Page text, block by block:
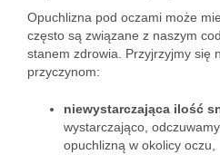
Opuchlizna pod oczami może
często są związane z naszym
stanem zdrowia. Przyjrzyjmy się
przyczynom:
niewystarczająca ilość
wystarczająco,
opuchlizną w okolicy oczu,